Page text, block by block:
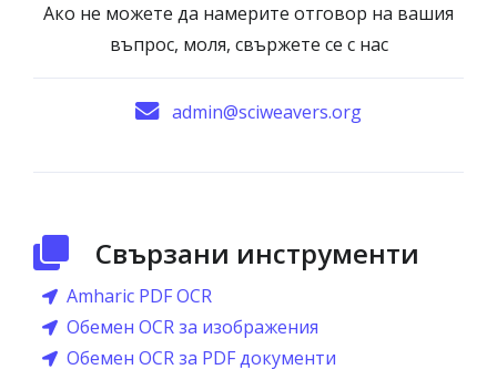
Ако не можете да намерите отговор на вашия
въпрос, моля, свържете се с нас
admin@sciweavers.org
Свързани инструменти
Amharic PDF OCR
Обемен OCR за изображения
Обемен OCR за PDF документи